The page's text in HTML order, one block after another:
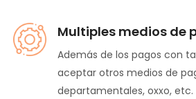
Multiples medios de
Además de los pagos con
aceptar otros medios de
departamentales, oxxo, etc.